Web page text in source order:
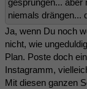
niemals drängen...
Ja, wenn Du noch
nicht, wie
Plan. Poste doch
Instagramm,
Mit diesen ganzen